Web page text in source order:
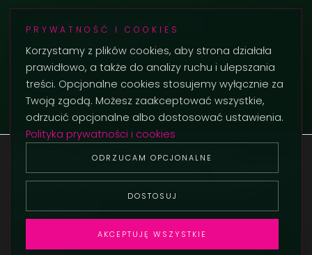
biuro@everlastingflowers.pl
+48 42 236 29 02
146860241
Używamy ciasteczek, aby zapewnić
najlepszą jakość korzystania z naszej witryny.
Możesz dowiedzieć się więcej o tym, jakich
ciasteczek używamy, lub wyłączyć je w
ustawieniach
.
PRYWATNOŚĆ I COOKIES
Korzystamy z plików cookies, aby strona działała
prawidłowo, a także do analizy ruchu i ulepszania
treści. Opcjonalne cookies stosujemy wyłącznie za
Twoją zgodą. Możesz zaakceptować wszystkie,
odrzucić opcjonalne albo dostosować ustawienia.
Polityka prywatności i cookies
ODRZUCAM OPCJONALNE
DOSTOSUJ
AKCEPTUJĘ WSZYSTKIE